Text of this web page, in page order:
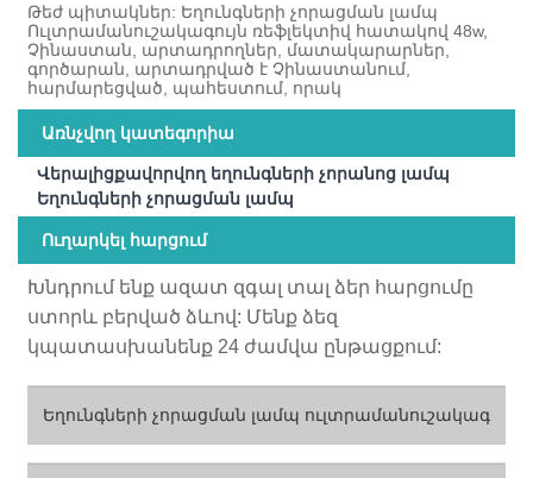
Թեժ պիտակներ: Եղունգների չորացման լամպ
Ուլտրամանուշակագույն ռեֆլեկտիվ հատակով 48w,
Չինաստան, արտադրողներ, մատակարարներ,
գործարան, արտադրված է Չինաստանում,
հարմարեցված, պահեստում, որակ
Առնչվող կատեգորիա
Վերալիցքավորվող եղունգների չորանոց լամպ
Եղունգների չորացման լամպ
Ուղարկել հարցում
Խնդրում ենք ազատ զգալ տալ ձեր հարցումը
ստորև բերված ձևով: Մենք ձեզ
կպատասխանենք 24 ժամվա ընթացքում: